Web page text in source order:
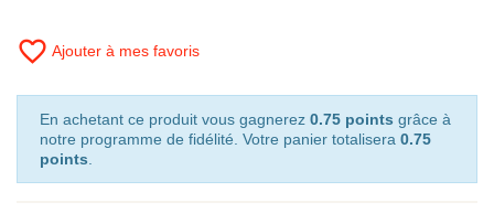
favorite_border Ajouter à mes favoris
En achetant ce produit vous gagnerez 0.75 points grâce à
notre programme de fidélité. Votre panier totalisera 0.75
points